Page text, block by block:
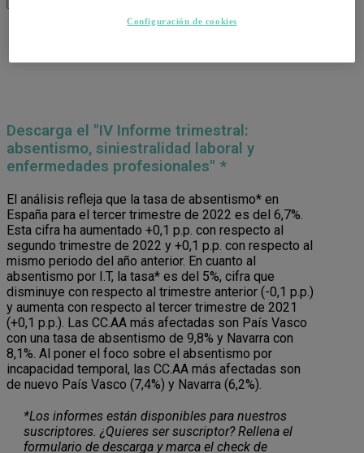
Descarga el "IV Informe trimestral:
absentismo, siniestralidad laboral y
enfermedades profesionales" *
El análisis refleja que la tasa de absentismo* en
España para el tercer trimestre de 2022 es del 6,7%.
Esta cifra ha aumentado +0,1 p.p. con respecto al
segundo trimestre de 2022 y +0,1 p.p. con respecto al
mismo periodo del año anterior. En cuanto al
absentismo por I.T, la tasa* es del 5%, cifra que
disminuye con respecto al trimestre anterior (-0,1 p.p.)
y aumenta con respecto al tercer trimestre de 2021
(+0,1 p.p.). Las CC.AA más afectadas son País Vasco
con una tasa de absentismo de 9,8% y Navarra con
8,1%. Al poner el foco sobre el absentismo por
incapacidad temporal, las CC.AA más afectadas son
de nuevo País Vasco (7,4%) y Navarra (6,2%).
*Los informes están disponibles para nuestros
suscriptores. ¿Quieres ser suscriptor? Rellena el
formulario de descarga y marca el check de
Configuración de cookies